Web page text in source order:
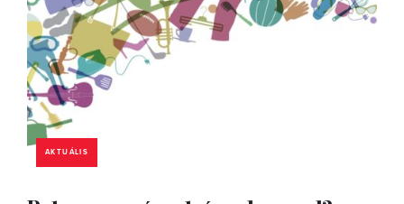
AKTUÁLIS